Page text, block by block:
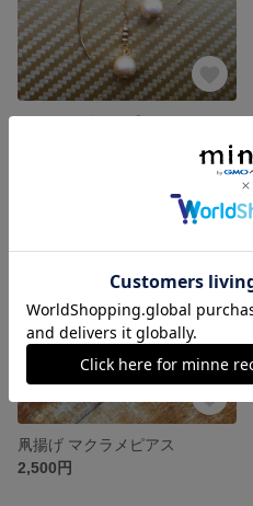
コットンパールピアス
残り1点
凧揚げ マクラメピアス
2,500円